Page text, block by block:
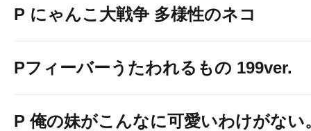
P にゃんこ大戦争 多様性のネコ
Pフィーバーうたわれるもの 199ver.
P 俺の妹がこんなに可愛いわけがない